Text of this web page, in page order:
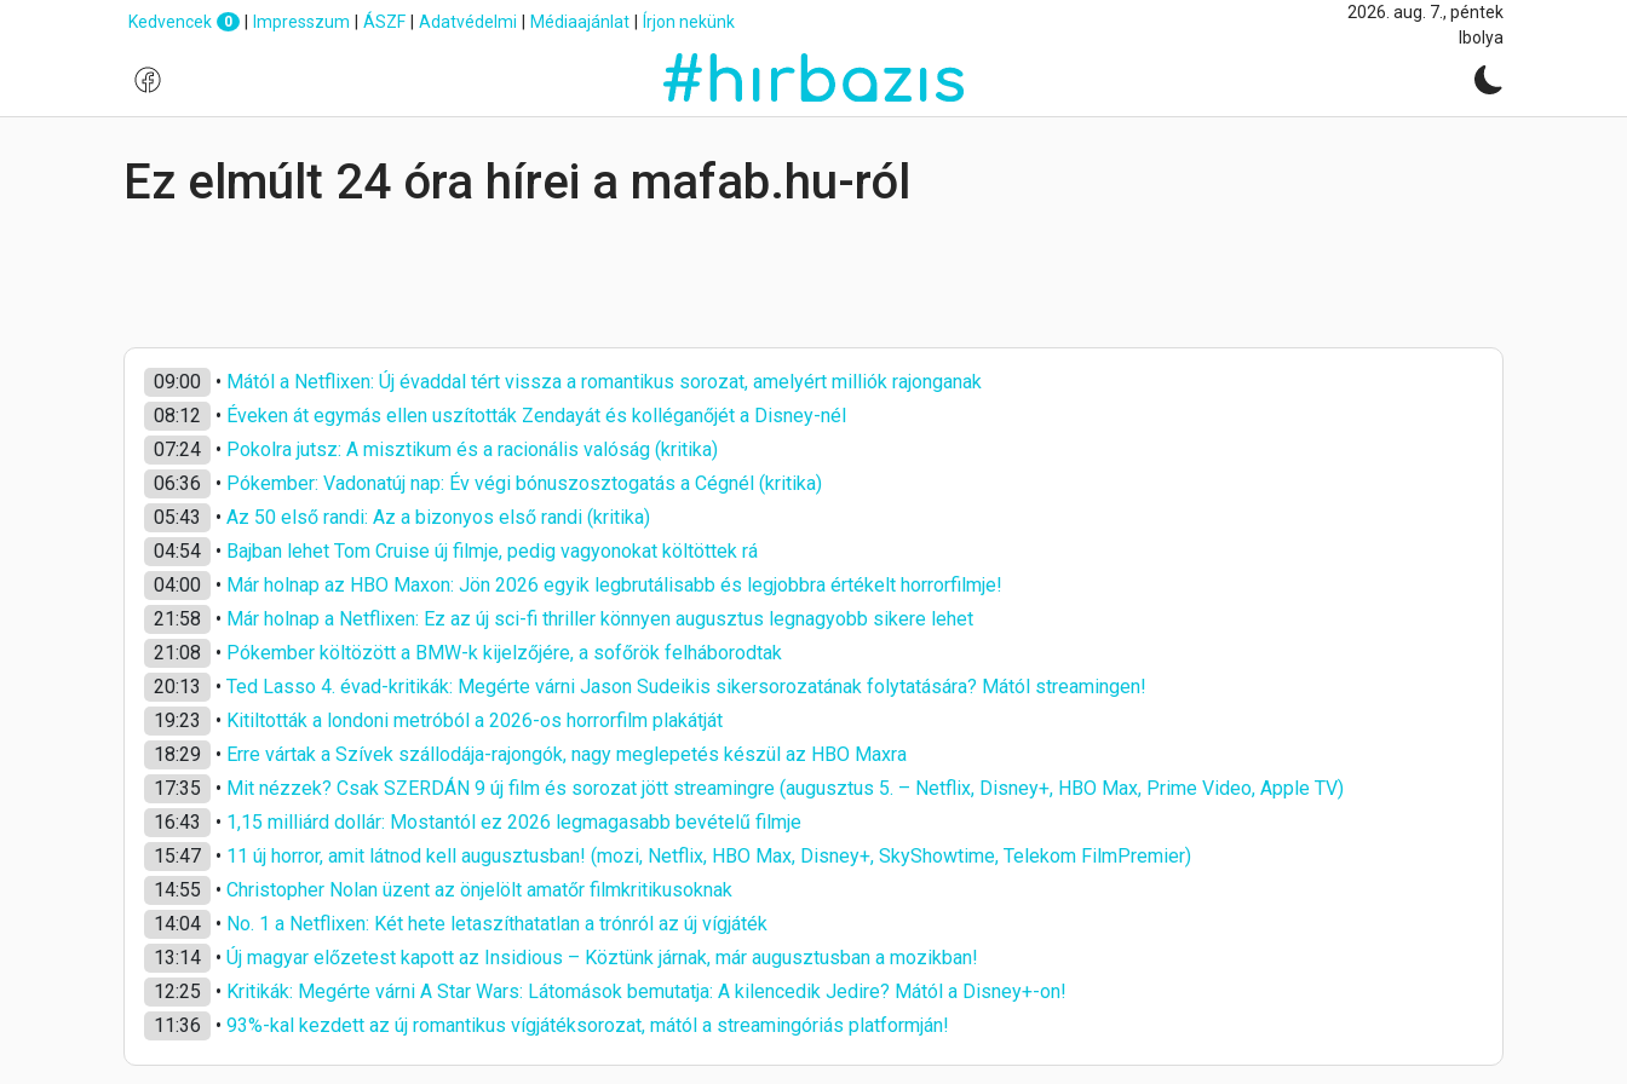
Kedvencek 0 | Impresszum | ÁSZF | Adatvédelmi | Médiaajánlat | Írjon nekünk
2026. aug. 7., péntek
Ibolya
Ez elmúlt 24 óra hírei a mafab.hu-ról
09:00 • Mától a Netflixen: Új évaddal tért vissza a romantikus sorozat, amelyért milliók rajonganak
08:12
• Éveken át egymás ellen uszították Zendayát és kolléganőjét a Disney-nél
07:24
• Pokolra jutsz: A misztikum és a racionális valóság (kritika)
06:36
• Pókember: Vadonatúj nap: Év végi bónuszosztogatás a Cégnél (kritika)
05:43
• Az 50 első randi: Az a bizonyos első randi (kritika)
04:54
• Bajban lehet Tom Cruise új filmje, pedig vagyonokat költöttek rá
04:00
• Már holnap az HBO Maxon: Jön 2026 egyik legbrutálisabb és legjobbra értékelt horrorfilmje!
21:58
• Már holnap a Netflixen: Ez az új sci-fi thriller könnyen augusztus legnagyobb sikere lehet
21:08
• Pókember költözött a BMW-k kijelzőjére, a sofőrök felháborodtak
20:13
• Ted Lasso 4. évad-kritikák: Megérte várni Jason Sudeikis sikersorozatának folytatására? Mától streamingen!
19:23
• Kitiltották a londoni metróból a 2026-os horrorfilm plakátját
18:29
• Erre vártak a Szívek szállodája-rajongók, nagy meglepetés készül az HBO Maxra
17:35
• Mit nézzek? Csak SZERDÁN 9 új film és sorozat jött streamingre (augusztus 5. – Netflix, Disney+, HBO Max, Prime Video, Apple TV)
16:43
• 1,15 milliárd dollár: Mostantól ez 2026 legmagasabb bevételű filmje
15:47
• 11 új horror, amit látnod kell augusztusban! (mozi, Netflix, HBO Max, Disney+, SkyShowtime, Telekom FilmPremier)
14:55
• Christopher Nolan üzent az önjelölt amatőr filmkritikusoknak
14:04
• No. 1 a Netflixen: Két hete letaszíthatatlan a trónról az új vígjáték
13:14
• Új magyar előzetest kapott az Insidious – Köztünk járnak, már augusztusban a mozikban!
12:25
• Kritikák: Megérte várni A Star Wars: Látomások bemutatja: A kilencedik Jedire? Mától a Disney+-on!
11:36
• 93%-kal kezdett az új romantikus vígjátéksorozat, mától a streamingóriás platformján!